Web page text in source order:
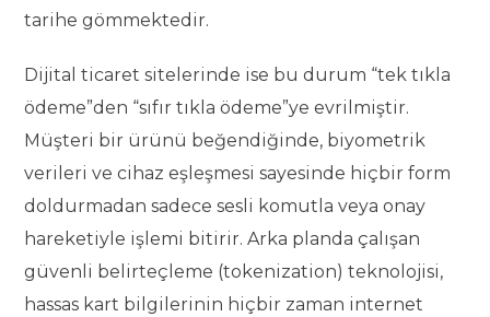
tarihe gömmektedir.
Dijital ticaret sitelerinde ise bu durum “tek tıkla
ödeme”den “sıfır tıkla ödeme”ye evrilmiştir.
Müşteri bir ürünü beğendiğinde, biyometrik
verileri ve cihaz eşleşmesi sayesinde hiçbir form
doldurmadan sadece sesli komutla veya onay
hareketiyle işlemi bitirir. Arka planda çalışan
güvenli belirteçleme (tokenization) teknolojisi,
hassas kart bilgilerinin hiçbir zaman internet